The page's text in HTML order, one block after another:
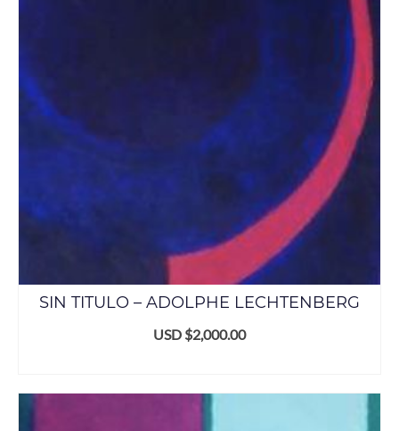
SIN TITULO – ADOLPHE LECHTENBERG
USD $2,000.00